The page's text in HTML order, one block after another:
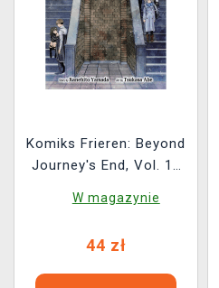
Komiks Frieren: Beyond
Journey's End, Vol. 13
W magazynie
44 zł